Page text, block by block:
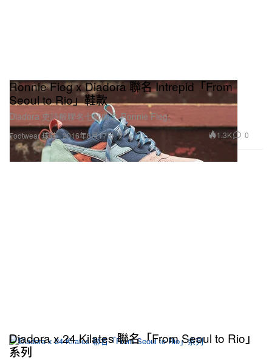
Footwear 球鞋
Ronnie Fieg x Diadora 聯名 Intrepid「From
Seoul to Rio」鞋款
Diadora 史詩般聯名七部曲之 Ronnie Fieg。
2016年8月17日 1.3K 0
Diadora x 24 Kilates 聯名「From Seoul to Rio」
系列